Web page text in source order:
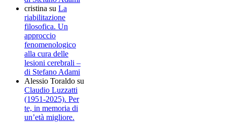
cristina su La
riabilitazione
filosofica. Un
approccio
fenomenologico
alla cura delle
lesioni cerebrali –
di Stefano Adami
Alessio Toraldo su
Claudio Luzzatti
(1951-2025). Per
te, in memoria di
un’età migliore.